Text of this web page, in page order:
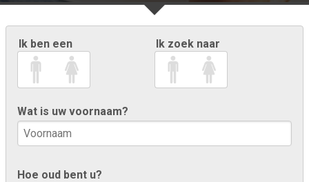
Ik ben een Ik zoek naar
Wat is uw voornaam?
Hoe oud bent u?